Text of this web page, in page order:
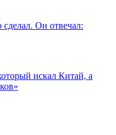
Он отвечал:
искал Китай, а